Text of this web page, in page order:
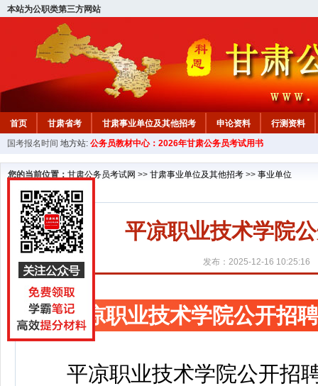
本站为公职类第三方网站
首页 甘肃省考 甘肃事业单位及其他招考 申论资料
行测资料
国考报名时间 地方站: 公务员教材中心：2026年甘肃公务员考试用书
您的当前位置： 甘肃公务员考试网 >> 甘肃事业单位及其他招考 >> 事业单位
平凉职业技术学院
发布：2025-12-16 10:25:16
平凉职业技术学院公开招
平凉职业技术学院公开招